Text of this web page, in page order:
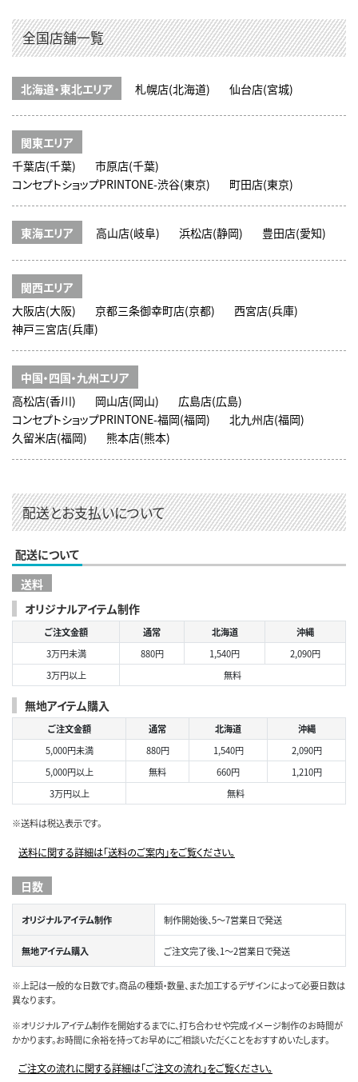
全国店舗一覧
北海道・東北エリア 札幌店(北海道) 仙台店(宮城)
関東エリア
千葉店(千葉)
市原店(千葉)
コンセプトショップPRINTONE-渋谷(東京)
町田店(東京)
東海エリア 高山店(岐阜) 浜松店(静岡) 豊田店(愛知)
関西エリア
大阪店(大阪)
京都三条御幸町店(京都)
西宮店(兵庫)
神戸三宮店(兵庫)
中国・四国・九州エリア
高松店(香川)
岡山店(岡山)
広島店(広島)
コンセプトショップPRINTONE-福岡(福岡)
北九州店(福岡)
久留米店(福岡)
熊本店(熊本)
配送とお支払いについて
配送について
送料
オリジナルアイテム制作
ご注文金額 通常 北海道
沖縄
3万円未満
880円 1,540円
2,090円
3万円以上
無料
無地アイテム購入
ご注文金額 通常 北海道
沖縄
5,000円未満
880円 1,540円
2,090円
5,000円以上
無料 660円
1,210円
3万円以上
無料
※送料は税込表示です。
送料に関する詳細は「送料のご案内」をご覧ください。
日数
オリジナルアイテム制作 制作開始後、5～7営業日で発送
無地アイテム購入 ご注文完了後、1～2営業日で発送
※上記は一般的な日数です。商品の種類・数量、また加工するデザインによって必要日数は
異なります。
※オリジナルアイテム制作を開始するまでに、打ち合わせや完成イメージ制作のお時間が
かかります。お時間に余裕を持ってお早めにご相談いただくことをおすすめいたします。
ご注文の流れに関する詳細は「ご注文の流れ」をご覧ください。